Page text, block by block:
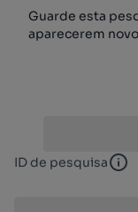
Guarde esta
aparecerem
ID de pesquisa ID